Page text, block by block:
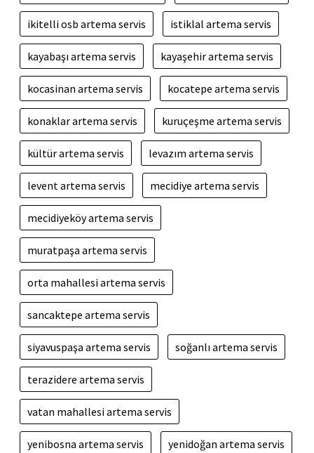
ikitelli osb artema servis istiklal artema servis
kayabaşı artema servis kayaşehir artema servis
kocasinan artema servis kocatepe artema servis
konaklar artema servis kuruçeşme artema servis
kültür artema servis levazım artema servis
levent artema servis mecidiye artema servis
mecidiyeköy artema servis
muratpaşa artema servis
orta mahallesi artema servis
sancaktepe artema servis
siyavuspaşa artema servis soğanlı artema servis
terazidere artema servis
vatan mahallesi artema servis
yenibosna artema servis yenidoğan artema servis